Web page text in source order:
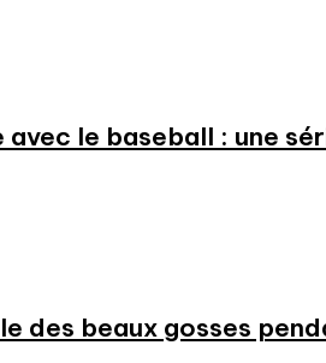
le baseball : une
des beaux gosses